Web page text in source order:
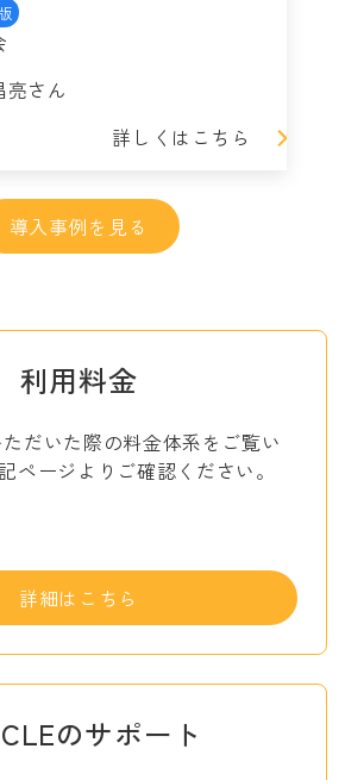
さん
詳しくはこちら
導入事例を見る
利用料金
だいた際の料金体系をご覧い
ページよりご確認ください。
詳細はこちら
のサポート